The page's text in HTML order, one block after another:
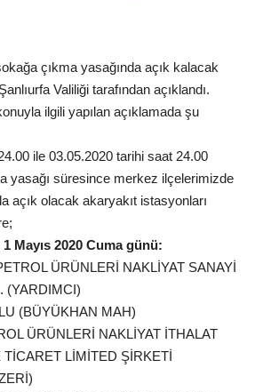
çıkma yasağında açık kalacak
Valiliği tarafından açıklandı.
ilgili yapılan açıklamada şu
ile 03.05.2020 tarihi saat 24.00
yasağı süresince merkez ilçelerimizde
açık olacak akaryakıt istasyonları
Mayıs 2020 Cuma günü:
ÜRÜNLERİ NAKLİYAT SANAYİ
(YARDIMCI)
(BÜYÜKHAN MAH)
ÜRÜNLERİ NAKLİYAT İTHALAT
LİMİTED ŞİRKETİ